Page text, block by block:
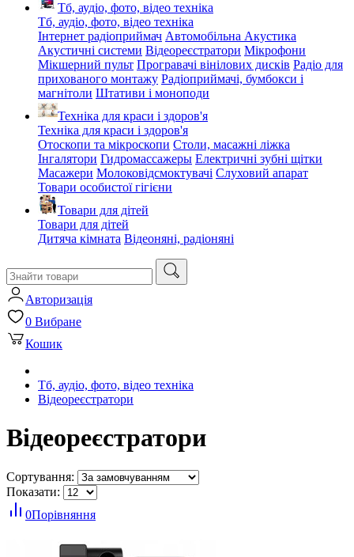
Тб, аудіо, фото, відео техніка
Тб, аудіо, фото, відео техніка
Інтернет радіоприймач Автомобільна Акустика
Акустичні системи Відеореєстратори Мікрофони
Мікшерний пульт Програвачі вінілових дисків Радіо для
прихованого монтажу Радіоприймачі, бумбокси і
магнітоли Штативи і моноподи
Техніка для краси і здоров'я
Техніка для краси і здоров'я
Отоскопи та мікроскопи Столи, масажні ліжка
Інгалятори Гидромассажеры Електричні зубні щітки
Масажери Молоковідсмоктувачі Слуховий апарат
Товари особистої гігієни
Товари для дітей
Товари для дітей
Дитяча кімната Відеоняні, радіоняні
Авторизація
0 Вибране
Кошик
Тб, аудіо, фото, відео техніка
Відеореєстратори
Відеореєстратори
Сортування:
Показати:
0Порівняння